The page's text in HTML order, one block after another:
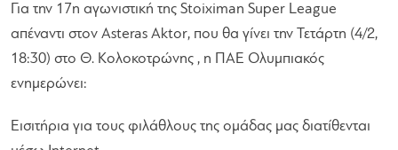
Για την 17η αγωνιστική της Stoiximan Super League
απέναντι στον Asteras Aktor, που θα γίνει την Τετάρτη (4/2,
18:30) στο Θ. Κολοκοτρώνης , η ΠΑΕ Ολυμπιακός
ενημερώνει:
Εισιτήρια για τους φιλάθλους της ομάδας μας διατίθενται